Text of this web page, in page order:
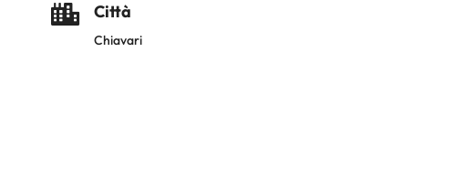
 Città
Chiavari